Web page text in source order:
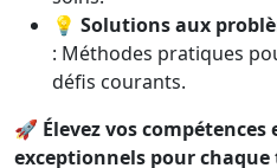
💡 Solutions aux
: Méthodes pratiques
défis courants.
🚀 Élevez vos
exceptionnels pour chaque